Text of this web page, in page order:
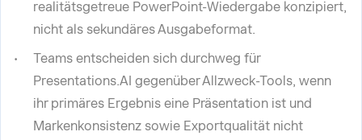
realitätsgetreue PowerPoint-Wiedergabe konzipiert,
nicht als sekundäres Ausgabeformat.
Teams entscheiden sich durchweg für
Presentations.AI gegenüber Allzweck-Tools, wenn
ihr primäres Ergebnis eine Präsentation ist und
Markenkonsistenz sowie Exportqualität nicht